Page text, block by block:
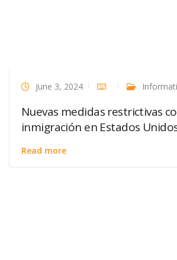
June 3, 2024
Nuevas medidas restrictivas
inmigración en Estados
Read more